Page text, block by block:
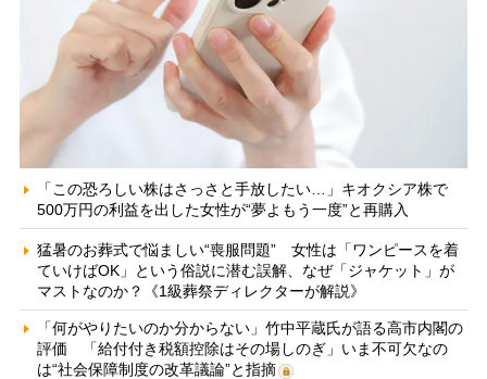
「この恐ろしい株はさっさと手放したい…」キオクシア株で
500万円の利益を出した女性が“夢よもう一度”と再購入
猛暑のお葬式で悩ましい“喪服問題” 女性は「ワンピースを着
ていけばOK」という俗説に潜む誤解、なぜ「ジャケット」が
マストなのか？《1級葬祭ディレクターが解説》
「何がやりたいのか分からない」竹中平蔵氏が語る高市内閣の
評価 「給付付き税額控除はその場しのぎ」いま不可欠なの
は“社会保障制度の改革議論”と指摘